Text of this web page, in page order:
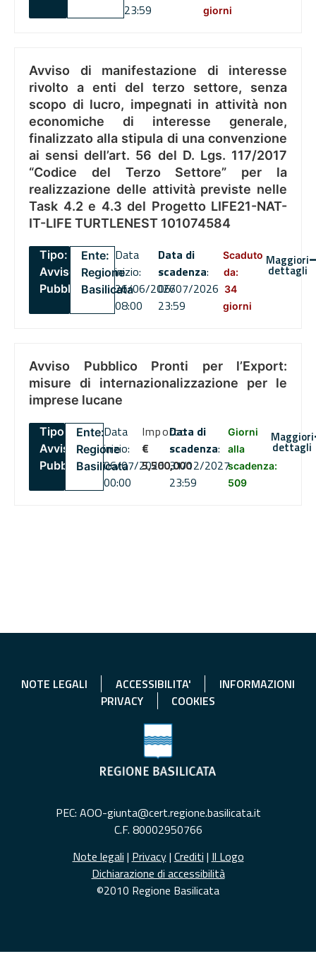
23:59
giorni
Avviso di manifestazione di interesse
rivolto a enti del terzo settore, senza
scopo di lucro, impegnati in attività non
economiche di interesse generale,
finalizzato alla stipula di una convenzione
ai sensi dell’art. 56 del D. Lgs. 117/2017
“Codice del Terzo Settore” per la
realizzazione delle attività previste nelle
Task 4.2 e 4.3 del Progetto LIFE21-NAT-
IT-LIFE TURTLENEST 101074584
Tipo:
Avviso
Pubblico
Ente:
Regione
Basilicata
Data
inizio:
26/06/2026
08:00
Data di
scadenza:
06/07/2026
23:59
Scaduto
da:
34
giorni
Maggiori
dettagli
Avviso Pubblico Pronti per l’Export:
misure di internazionalizzazione per le
imprese lucane
Tipo:
Avviso
Pubblico
Ente:
Regione
Basilicata
Data
inizio:
06/07/2026
00:00
Importo
€
5,500,000
Data di
scadenza:
31/12/2027
23:59
Giorni
alla
scadenza:
509
Maggiori
dettagli
NOTE LEGALI ACCESSIBILITA'
INFORMAZIONI
PRIVACY
COOKIES
PEC: AOO-giunta@cert.regione.basilicata.it
C.F. 80002950766
Note legali | Privacy| Crediti | Il Logo
Dichiarazione di accessibilità
©2010 Regione Basilicata